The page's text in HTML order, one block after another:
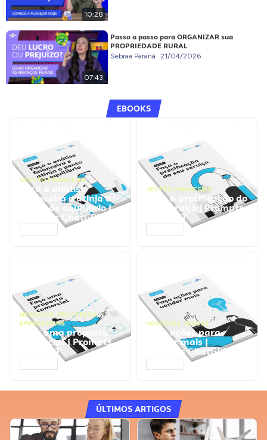
10:28
07:43
Passo a passo para ORGANIZAR sua
PROPRIEDADE RURAL
Sebrae Paraná 21/04/2026
EBOOKS
GESTÃO FINANCEIRA
Faça a análise
financeira e atinja o
ponto de equilíbrio |
Prompts ChatGPT
GESTÃO FINANCEIRA
Faça a precificação do
seu serviço | Prompts
ChatGPT
NEGÓCIOS, PROCESSOS
EMPRESARIAIS
Faça uma proposta
comercial | Prompts
ChatGPT
NEGÓCIOS, VENDAS
Faça ações para
vender mais |
Prompts ChatGPT
ÚLTIMOS ARTIGOS